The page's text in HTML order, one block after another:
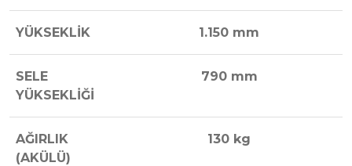
YÜKSEKLİK 1.150 mm
SELE
YÜKSEKLİĞİ
790 mm
AĞIRLIK
(AKÜLÜ)
130 kg